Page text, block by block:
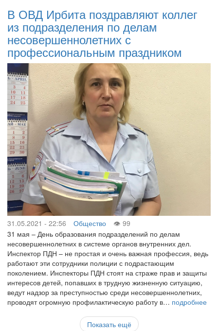
В ОВД Ирбита поздравляют коллег
из подразделения по делам
несовершеннолетних с
профессиональным праздником
31.05.2021 - 22:56 Общество
99
31 мая – День образования подразделений по делам
несовершеннолетних в системе органов внутренних дел.
Инспектор ПДН – не простая и очень важная профессия, ведь
работают эти сотрудники полиции с подрастающим
поколением. Инспекторы ПДН стоят на страже прав и защиты
интересов детей, попавших в трудную жизненную ситуацию,
ведут надзор за преступностью среди несовершеннолетних,
проводят огромную профилактическую работу в… подробнее
Показать ещё